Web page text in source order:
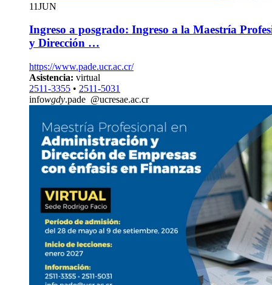
11JUN
Ingreso a posgrado: Ingreso a la Maestría
y Dirección …
https://www.pade.ucr.ac.cr/
Asistencia: virtual
2511-3355 • 2511-5031
infowgdy.pade @ucresae.ac.cr